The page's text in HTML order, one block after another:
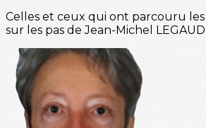
Celles et ceux qui ont parcouru
sur les pas de Jean-Michel